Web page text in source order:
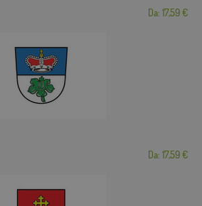
Da: 17,59 €
Da: 17,59 €